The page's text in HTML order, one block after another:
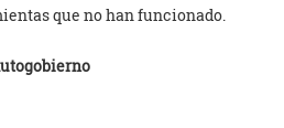
que no han funcionado.